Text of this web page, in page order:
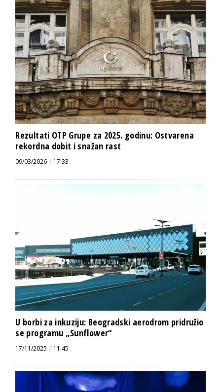
Rezultati OTP Grupe za 2025. godinu: Ostvarena
rekordna dobit i snažan rast
09/03/2026 | 17:33
U borbi za inkuziju: Beogradski aerodrom pridružio
se programu „Sunflower“
17/11/2025 | 11:45